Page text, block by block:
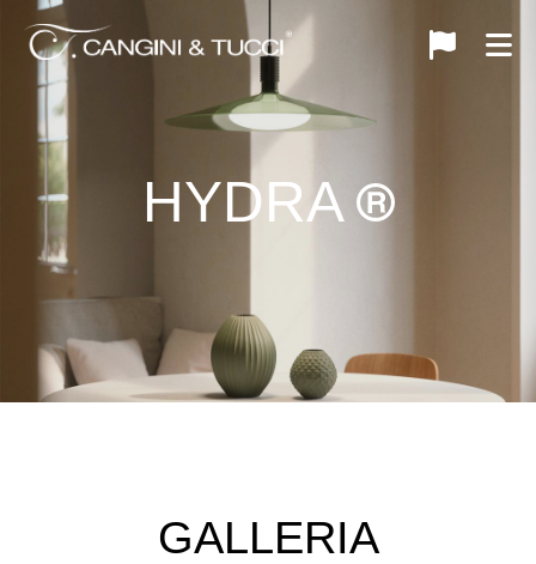
HYDRA
GALLERIA